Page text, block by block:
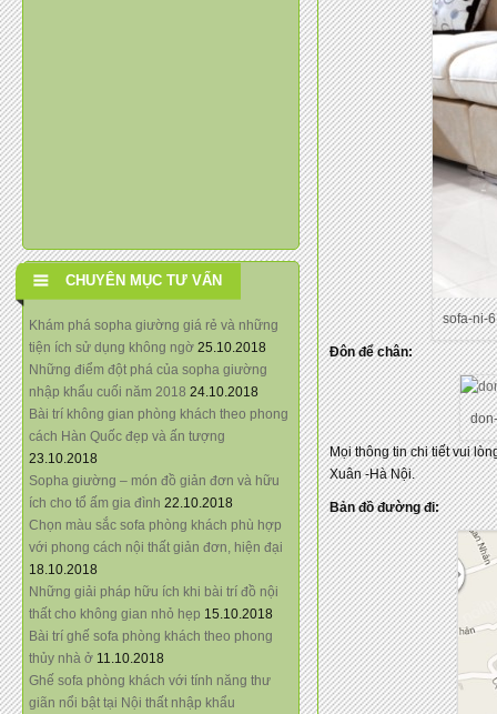
CHUYÊN MỤC TƯ VẤN
Khám phá sopha giường giá rẻ và những
tiện ích sử dụng không ngờ 25.10.2018
Những điểm đột phá của sopha giường
nhập khẩu cuối năm 2018 24.10.2018
Bài trí không gian phòng khách theo phong
cách Hàn Quốc đẹp và ấn tượng
23.10.2018
Sopha giường – món đồ giản đơn và hữu
ích cho tổ ấm gia đình 22.10.2018
Chọn màu sắc sofa phòng khách phù hợp
với phong cách nội thất giản đơn, hiện đại
18.10.2018
Những giải pháp hữu ích khi bài trí đồ nội
thất cho không gian nhỏ hẹp 15.10.2018
Bài trí ghế sofa phòng khách theo phong
thủy nhà ở 11.10.2018
Ghế sofa phòng khách với tính năng thư
giãn nổi bật tại Nội thất nhập khẩu
sofa-ni-
Đôn để chân:
Mọi thông tin chi tiết vui
Xuân -Hà Nội.
Bản đồ đường đi: